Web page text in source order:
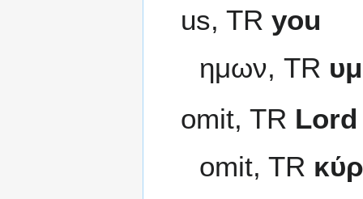
us, TRyou
ημων, TR
omit, TR Lord
omit, TR